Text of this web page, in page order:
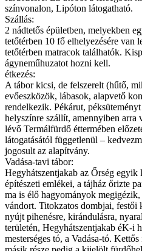
színvonalon, Lipóton látogatható.
Szállás:
2 nádtetős épületben, melyekben
tetőtérben 10 fő elhelyezésére van
tetőtérben matracok találhatók.
ágyneműhuzatot hozni kell.
étkezés:
A tábor kicsi, de felszerelt (hűtő,
evőeszközök, lábasok, alapvető
rendelkezik. Pékárut,
helyszínre szállít, amennyiben arra
lévő Termálfürdő éttermében
látogatásától függetlenül –
jogosult az alapítvány.
Vadása-tavi tábor:
Hegyhátszentjakab az Őrség
építészeti emlékei, a tájház őrizte
ma is élő hagyományok
vándort. Titokzatos dombjai, festői
nyújt pihenésre, kirándulásra,
területén, Hegyhátszentjakab éK-i
mesterséges tó, a Vadása-tó.